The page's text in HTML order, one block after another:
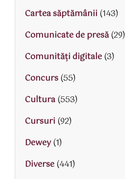
Cartea săptămânii (143)
Comunicate de presă(29)
Comunități digitale(3)
Concurs(55)
Cultura(553)
Cursuri (92)
Dewey(1)
Diverse(441)